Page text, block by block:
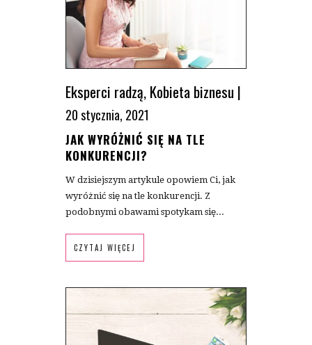
Eksperci radzą,Kobieta biznesu |
20 stycznia, 2021
JAK WYRÓŻNIĆ SIĘ NA TLE
KONKURENCJI?
W dzisiejszym artykule opowiem Ci, jak
wyróżnić się na tle konkurencji. Z
podobnymi obawami spotykam się...
CZYTAJ WIĘCEJ